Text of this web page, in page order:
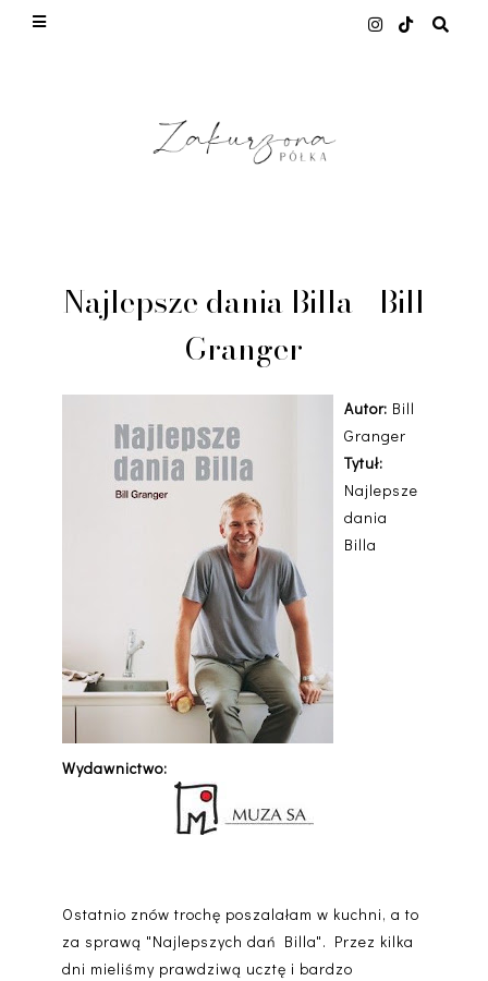
Najlepsze dania Billa - Bill
Granger
Autor: Bill
Granger
Tytuł:
Najlepsze
dania
Billa
Wydawnictwo:
Ostatnio znów trochę poszalałam w kuchni, a to
za sprawą "Najlepszych dań Billa". Przez kilka
dni mieliśmy prawdziwą ucztę i bardzo
This site uses cookies from Google to deliver its
quality of service, generate usage statistics, and
to detect and address abuse.
LEARN MORE